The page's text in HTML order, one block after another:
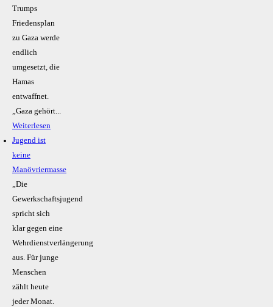
Trumps
Friedensplan
zu Gaza werde
endlich
umgesetzt, die
Hamas
entwaffnet.
„Gaza gehört...
Weiterlesen
Jugend ist
keine
Manövriermasse
„Die
Gewerkschaftsjugend
spricht sich
klar gegen eine
Wehrdienstverlängerung
aus. Für junge
Menschen
zählt heute
jeder Monat.